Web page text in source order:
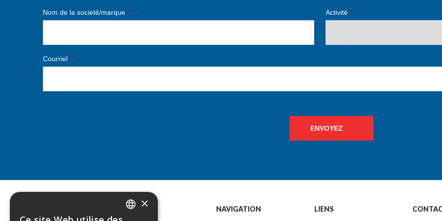
Nom de la societé/marque * Activité*
Courriel *
ENVOYEZ
NAVIGATION LIENS
×